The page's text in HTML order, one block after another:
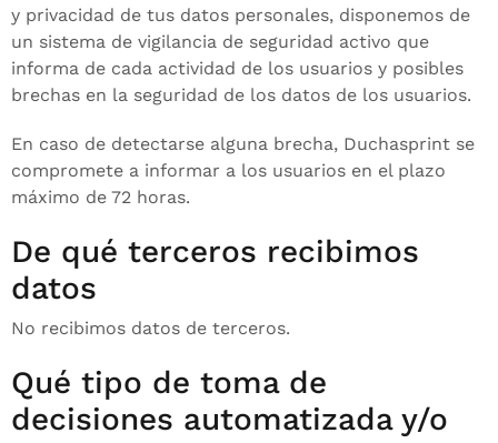
y privacidad de tus datos personales, disponemos de
un sistema de vigilancia de seguridad activo que
informa de cada actividad de los usuarios y posibles
brechas en la seguridad de los datos de los usuarios.
En caso de detectarse alguna brecha, Duchasprint se
compromete a informar a los usuarios en el plazo
máximo de 72 horas.
De qué terceros recibimos
datos
No recibimos datos de terceros.
Qué tipo de toma de
decisiones automatizada y/o